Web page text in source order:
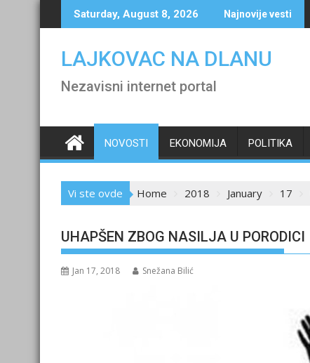
to
Saturday, August 8, 2026 Najnovije vesti
LAJKOVAC NA DLANU
Nezavisni internet portal
NOVOSTI EKONOMIJA POLITIKA
Vi ste ovde Home 2018 January 17
UHAPŠEN ZBOG NASILJA U PORODICI
Jan 17, 2018 Snežana Bilić